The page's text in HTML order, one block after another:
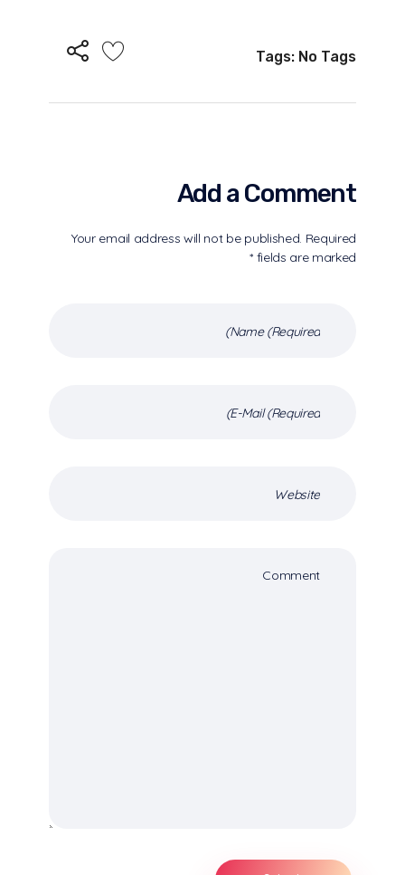
Tags: No Tags
Add a Comment
Your email address will not be published. Required
fields are marked *